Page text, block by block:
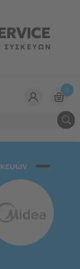
ΣΥΣΚΕΥΩΝ
0